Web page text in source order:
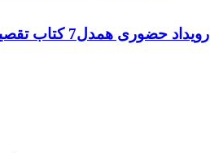
رویداد حضوری همدل7 کتاب تقصیر تو نبود(التیام شرم)